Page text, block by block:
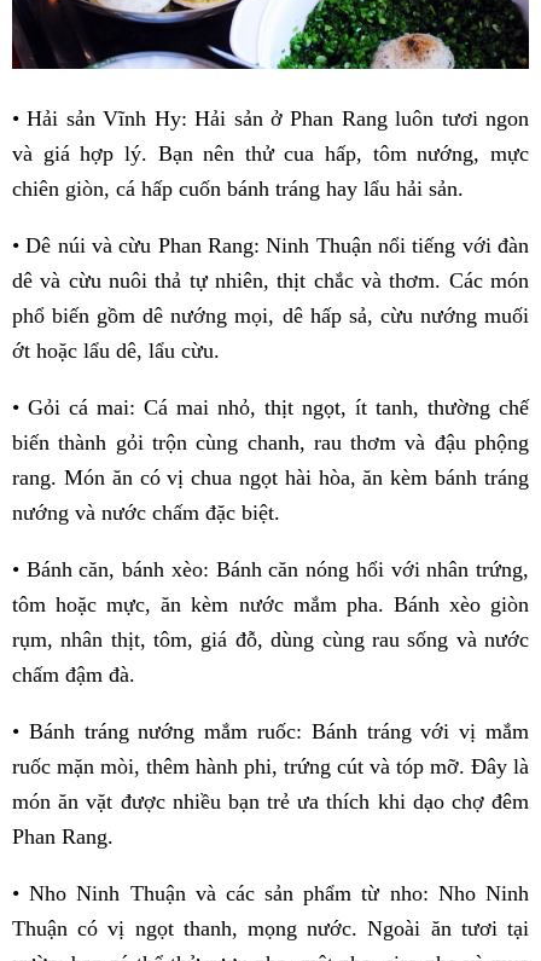
• Hải sản Vĩnh Hy: Hải sản ở Phan Rang luôn tươi ngon
và giá hợp lý. Bạn nên thử cua hấp, tôm nướng, mực
chiên giòn, cá hấp cuốn bánh tráng hay lẩu hải sản.
• Dê núi và cừu Phan Rang: Ninh Thuận nổi tiếng với đàn
dê và cừu nuôi thả tự nhiên, thịt chắc và thơm. Các món
phổ biến gồm dê nướng mọi, dê hấp sả, cừu nướng muối
ớt hoặc lẩu dê, lẩu cừu.
• Gỏi cá mai: Cá mai nhỏ, thịt ngọt, ít tanh, thường chế
biến thành gỏi trộn cùng chanh, rau thơm và đậu phộng
rang. Món ăn có vị chua ngọt hài hòa, ăn kèm bánh tráng
nướng và nước chấm đặc biệt.
• Bánh căn, bánh xèo: Bánh căn nóng hổi với nhân trứng,
tôm hoặc mực, ăn kèm nước mắm pha. Bánh xèo giòn
rụm, nhân thịt, tôm, giá đỗ, dùng cùng rau sống và nước
chấm đậm đà.
• Bánh tráng nướng mắm ruốc: Bánh tráng với vị mắm
ruốc mặn mòi, thêm hành phi, trứng cút và tóp mỡ. Đây là
món ăn vặt được nhiều bạn trẻ ưa thích khi dạo chợ đêm
Phan Rang.
• Nho Ninh Thuận và các sản phẩm từ nho: Nho Ninh
Thuận có vị ngọt thanh, mọng nước. Ngoài ăn tươi tại